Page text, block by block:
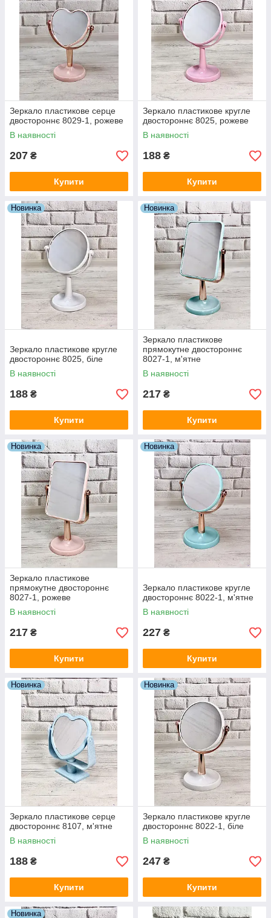
Зеркало пластикове серце
двостороннє 8029-1, рожеве
В наявності
207 ₴
Купити
Зеркало пластикове кругле
двостороннє 8025, рожеве
В наявності
188 ₴
Купити
Новинка
Зеркало пластикове кругле
двостороннє 8025, біле
В наявності
188 ₴
Купити
Новинка
Зеркало пластикове
прямокутне двостороннє
8027-1, м'ятне
В наявності
217 ₴
Купити
Новинка
Зеркало пластикове
прямокутне двостороннє
8027-1, рожеве
В наявності
217 ₴
Купити
Новинка
Зеркало пластикове кругле
двостороннє 8022-1, м'ятне
В наявності
227 ₴
Купити
Новинка
Зеркало пластикове серце
двостороннє 8107, м'ятне
В наявності
188 ₴
Купити
Новинка
Зеркало пластикове кругле
двостороннє 8022-1, біле
В наявності
247 ₴
Купити
Новинка